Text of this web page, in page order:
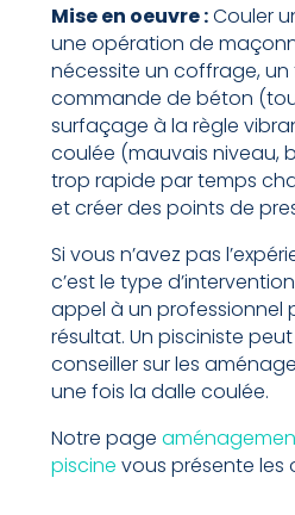
Mise en oeuvre :Couler
une opération de
nécessite un coffrage, un
commande de béton
surfaçage à la règle
coulée (mauvais niveau,
trop rapide par temps
et créer des points de
Si vous n’avez pas
c’est le type
appel à un professionnel
résultat. Un pisciniste
conseiller sur les
une fois la dalle coulée.
Notre page
piscine vous présente les